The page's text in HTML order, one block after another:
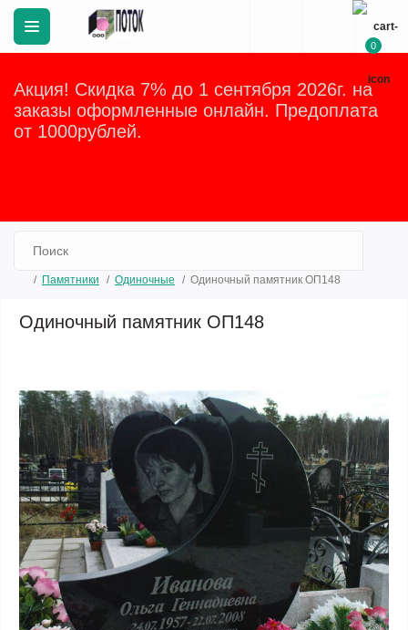
Акция! Скидка 7% до 1 сентября 2026г. на
заказы оформленные онлайн. Предоплата
от 1000рублей.
0
Памятники Одиночные Одиночный памятник ОП148
Одиночный памятник ОП148